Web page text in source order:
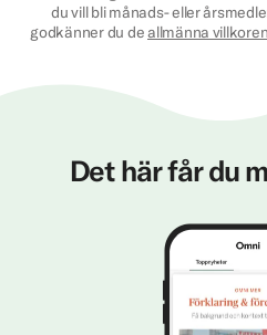
du vill bli månads- eller
godkänner du deallmänna villkoren
Det här får du